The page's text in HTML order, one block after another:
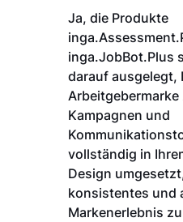
Ja, die Produkte
inga.JobBot.Plus
darauf ausgelegt,
Kampagnen und
vollständig in
Design
konsistentes und
Markenerlebnis